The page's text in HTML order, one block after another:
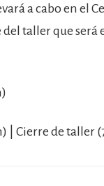
a cabo en el
taller que será
| Cierre de taller